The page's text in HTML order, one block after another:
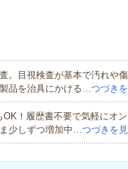
。目視検査が基本で汚れや
品を治具にかける…つづき
！履歴書不要で気軽にオ
少しずつ増加中…つづきを